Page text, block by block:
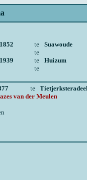
te
Suawoude
te
te
Huizum
te
te
van der Meulen